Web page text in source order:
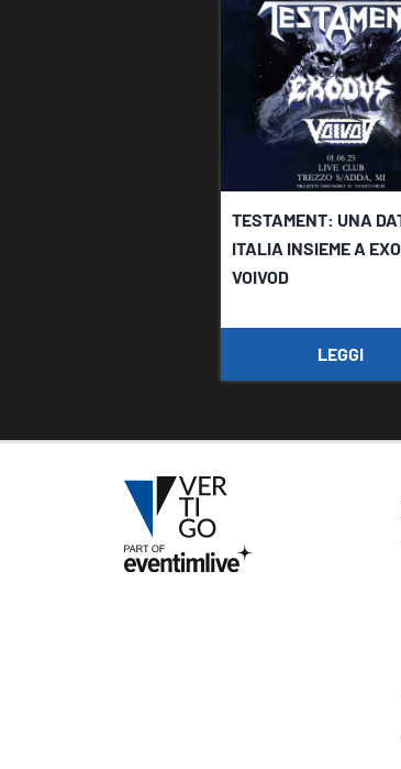
TESTAMENT: UNA
ITALIA INSIEME A
VOIVOD
LEGGI